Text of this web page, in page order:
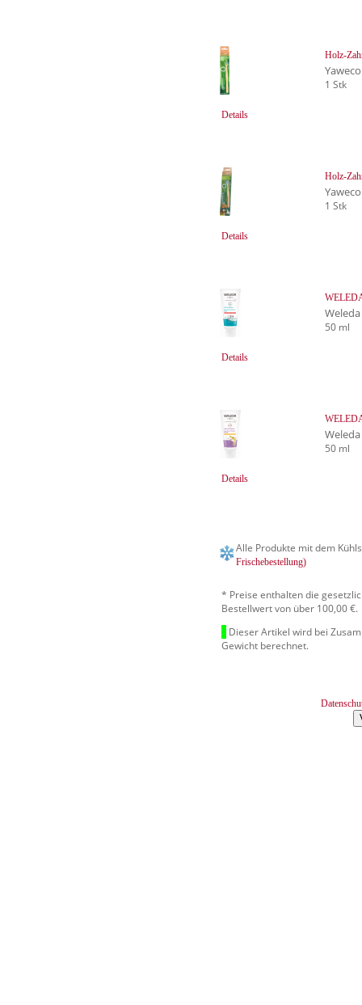
Details
Holz-
Yaweco
1 Stk
Details
Holz-
Yaweco
1 Stk
Details
Weleda
50 ml
Details
Weleda
50 ml
Alle Produkte mit dem
Frischebestellung)
* Preise enthalten die
Bestellwert von über 100,00 €.
Dieser Artikel wird bei
Gewicht berechnet.